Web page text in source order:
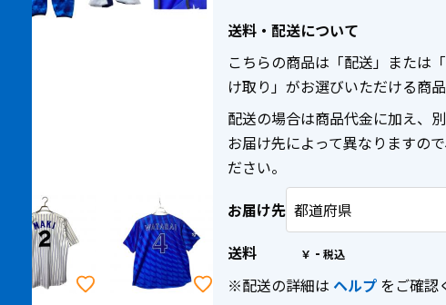
送料・配送について
こちらの商品は「配送」または
け取り」がお選びいただける商品
配送の場合は商品代金に加え、
お届け先によって異なりますの
ださい。
お届け先
送料
￥ -
※配送の詳細は ヘルプ をご確認